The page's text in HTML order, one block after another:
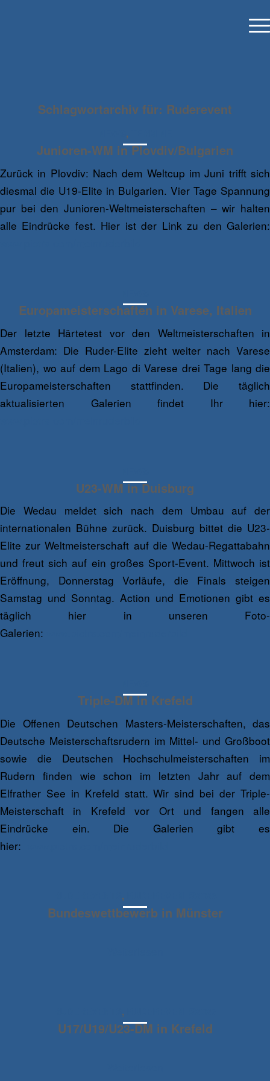
Schlagwortarchiv für: Ruderevent
,
Junioren-WM in Plovdiv/Bulgarien
Zurück in Plovdiv: Nach dem Weltcup im Juni trifft sich
diesmal die U19-Elite in Bulgarien. Vier Tage Spannung
pur bei den Junioren-Weltmeisterschaften – wir halten
alle Eindrücke fest. Hier ist der Link zu den Galerien:
Europameisterschaften in Varese, Italien
Der letzte Härtetest vor den Weltmeisterschaften in
Amsterdam: Die Ruder-Elite zieht weiter nach Varese
(Italien), wo auf dem Lago di Varese drei Tage lang die
Europameisterschaften stattfinden. Die täglich
aktualisierten Galerien findet Ihr hier:
U23-WM in Duisburg
Die Wedau meldet sich nach dem Umbau auf der
internationalen Bühne zurück. Duisburg bittet die U23-
Elite zur Weltmeisterschaft auf die Wedau-Regattabahn
und freut sich auf ein großes Sport-Event. Mittwoch ist
Eröffnung, Donnerstag Vorläufe, die Finals steigen
Samstag und Sonntag. Action und Emotionen gibt es
täglich hier in unseren Foto-
Galerien:
Triple-DM in Krefeld
Die Offenen Deutschen Masters-Meisterschaften, das
Deutsche Meisterschaftsrudern im Mittel- und Großboot
sowie die Deutschen Hochschulmeisterschaften im
Rudern finden wie schon im letzten Jahr auf dem
Elfrather See in Krefeld statt. Wir sind bei der Triple-
Meisterschaft in Krefeld vor Ort und fangen alle
Eindrücke ein. Die Galerien gibt es
hier:
,
Bundeswettbewerb in Münster
,
U17/U19/U23-DM in Krefeld